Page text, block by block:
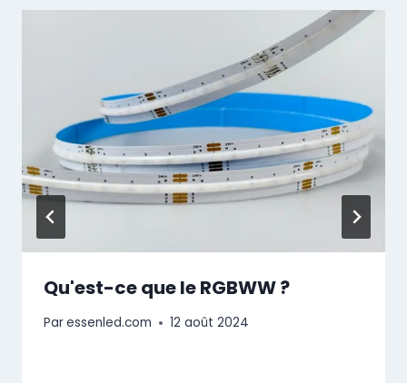
Qu'est-ce que le RGBWW ?
Paressenled.com 12 août 2024